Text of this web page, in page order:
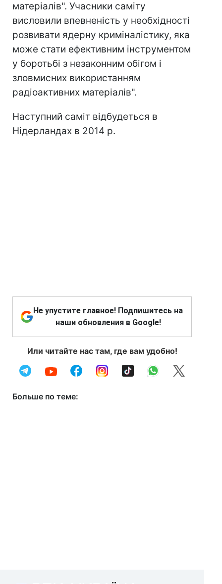
матеріалів". Учасники саміту
висловили впевненість у необхідності
розвивати ядерну криміналістику, яка
може стати ефективним інструментом
у боротьбі з незаконним обігом і
зловмисних використанням
радіоактивних матеріалів".
Наступний саміт відбудеться в
Нідерландах в 2014 р.
Не упустите главное! Подпишитесь на
наши обновления в Google!
Или читайте нас там, где вам удобно!
Больше по теме: